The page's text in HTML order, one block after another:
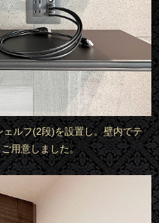
ルフ(2段)を設置し。壁内でテ
用意しました。